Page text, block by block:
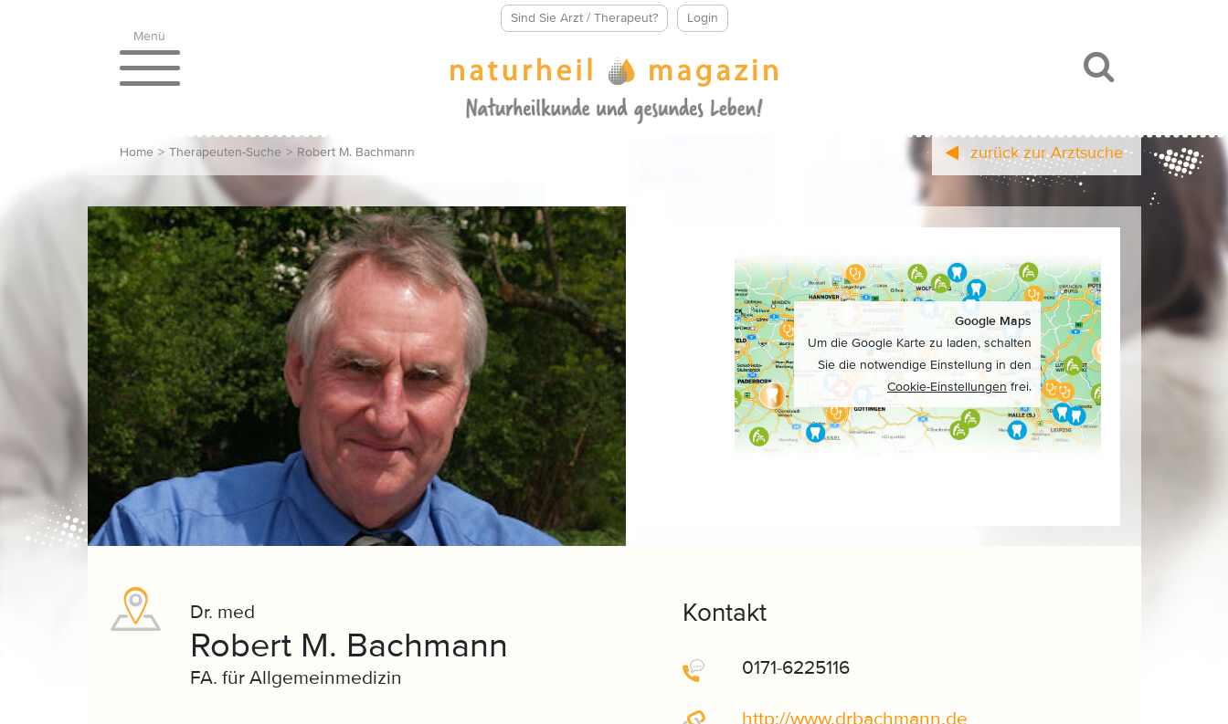
Sind Sie Arzt / Therapeut?
Login
Menü
Home > Therapeuten-Suche > Robert M. Bachmann zurück zur Arztsuche
Google Maps
Um die Google Karte zu laden, schalten
Sie die notwendige Einstellung in den
Cookie-Einstellungen frei.
Dr. med
Robert M. Bachmann
FA. für Allgemeinmedizin
Kontakt
0171-6225116
http://www.drbachmann.de